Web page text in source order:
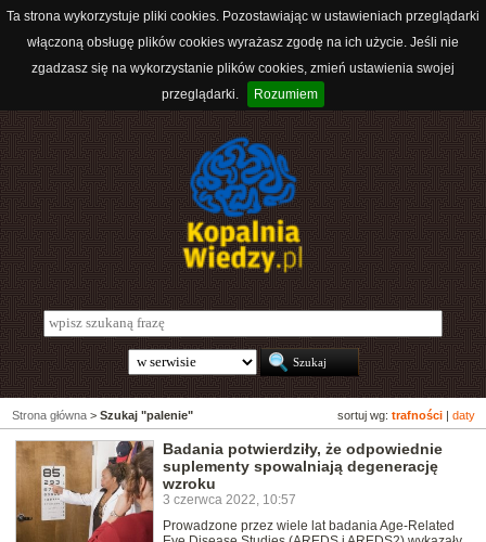
Ta strona wykorzystuje pliki cookies. Pozostawiając w ustawieniach przeglądarki
włączoną obsługę plików cookies wyrażasz zgodę na ich użycie. Jeśli nie
zgadzasz się na wykorzystanie plików cookies, zmień ustawienia swojej
przeglądarki.
Rozumiem
sortuj wg: trafności daty
Strona główna > Szukaj "palenie"
Badania potwierdziły, że odpowiednie
suplementy spowalniają degenerację
wzroku
3 czerwca 2022, 10:57
Prowadzone przez wiele lat badania Age-Related